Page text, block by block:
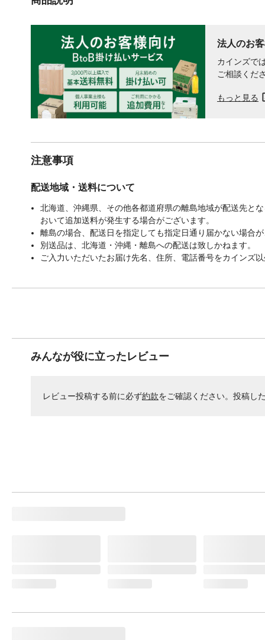
法人のお
カインズで
ご相談くだ
もっと見る
注意事項
配送地域・送料について
北海道、沖縄県、その他各都道府県の離島地域が配送先と
おいて追加送料が発生する場合がございます。
離島の場合、配送日を指定しても指定日通り届かない場合
別送品は、北海道・沖縄・離島への配送は致しかねます。
ご入力いただいたお届け先名、住所、電話番号をカインズ
みんなが役に立ったレビュー
レビュー投稿する前に必ず約款をご確認ください。投稿し